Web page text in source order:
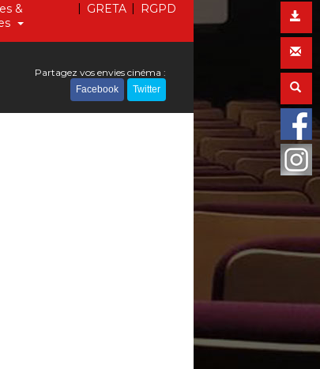
&
| GRETA | RGPD
Partagez vos envies cinéma :
Facebook Twitter